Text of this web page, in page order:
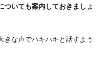
ついても案内しておきましょ
きな声でハキハキと話すよう